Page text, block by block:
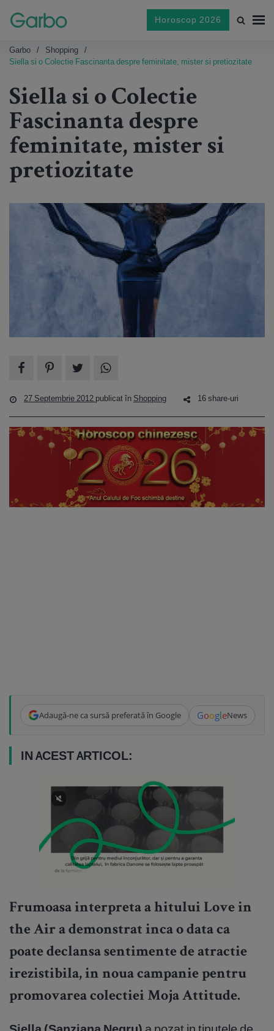
Horoscop 2026
Garbo
Shopping
Siella si o Colectie Fascinanta despre feminitate, mister si pretiozitate
Siella si o Colectie
Fascinanta despre
feminitate, mister si
pretiozitate
27 Septembrie 2012 publicat în Shopping 16 share-uri
Adaugă-ne ca sursă preferată în Google GoogleNews
IN ACEST ARTICOL:
Frumoasa interpreta a hitului Love in
the Air a demonstrat inca o data ca
poate declansa sentimente de atractie
irezistibila, in noua campanie pentru
promovarea colectiei Moja Attitude.